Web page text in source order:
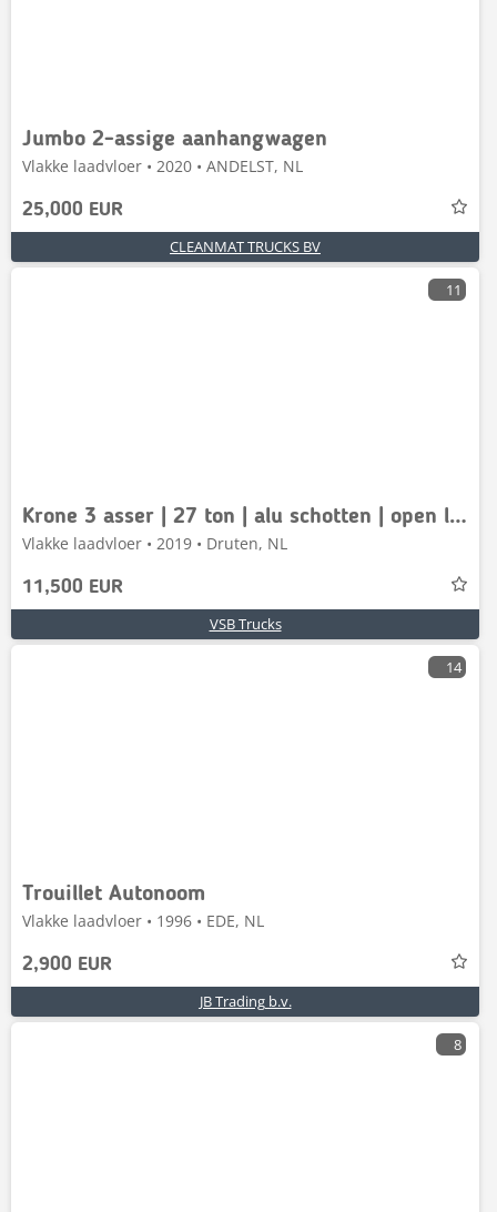
Jumbo 2-assige aanhangwagen
Vlakke laadvloer • 2020 • ANDELST, NL
25,000 EUR
CLEANMAT TRUCKS BV
11
Krone 3 asser | 27 ton | alu schotten | open laadbak
Vlakke laadvloer • 2019 • Druten, NL
11,500 EUR
VSB Trucks
14
Trouillet Autonoom
Vlakke laadvloer • 1996 • EDE, NL
2,900 EUR
JB Trading b.v.
8